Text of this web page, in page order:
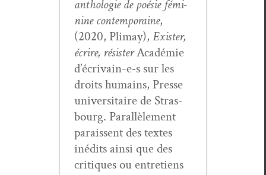
antholo­gie de poésie fémi­
nine con­tem­po­raine,
(2020, Pli­may), Exis­ter,
écrire, résis­terAcadémie
d’écrivain-e‑s sur les
droits humains, Presse
uni­ver­si­taire de Stras­
bourg. Par­al­lèle­ment
parais­sent des textes
inédits ain­si que des
cri­tiques ou entre­tiens